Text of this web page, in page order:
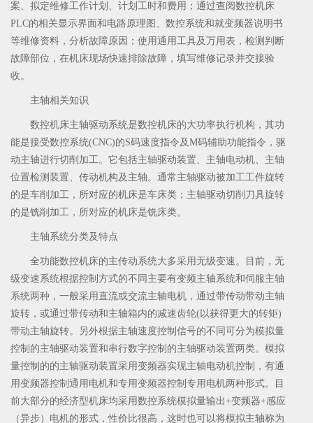
案、拟定维修工作计划、计划工时和费用；通过查阅数控机床
PLC的相关显示界面和电路原理图、数控系统和就变频器说明书
等维修资料，分析故障原因；使用通用工具及万用表，检测判断
故障部位，在机床现场快速排除故障，填写维修记录并交接验
收。
主轴相关知识
数控机床主轴驱动系统是数控机床的大功率执行机构，其功
能是接受数控系统(CNC)的S码速度指令及M码辅助功能指令，驱
动主轴进行切削加工。它包括主轴驱动装置、主轴电动机、主轴
位置检测装置、传动机构及主轴。通常主轴驱动被加工工件旋转
的是车削加工，所对应的机床是车床类；主轴驱动切削刀具旋转
的是铣削加工，所对应的机床是铣床类。
主轴系统分类及特点
全功能数控机床的主传动系统大多采用无级变速。目前，无
级变速系统根据控制方式的不同主要有变频主轴系统和伺服主轴
系统两种，一般采用直流或交流主轴电机，通过带传动带动主轴
旋转，或通过带传动和主轴箱内的减速齿轮(以获得更大的转矩)
带动主轴旋转。另外根据主轴速度控制信号的不同可分为模拟量
控制的主轴驱动装置和串行数字控制的主轴驱动装置两类。模拟
量控制的的主轴驱动装置采用变频器实现主轴电动机控制，有通
用变频器控制通用电机和专用变频器控制专用电机两种形式。目
前大部分的经济型机床均采用数控系统模拟量输出+变频器+感应
（异步）电机的形式，性价比很高，这时也可以将模拟主轴称为